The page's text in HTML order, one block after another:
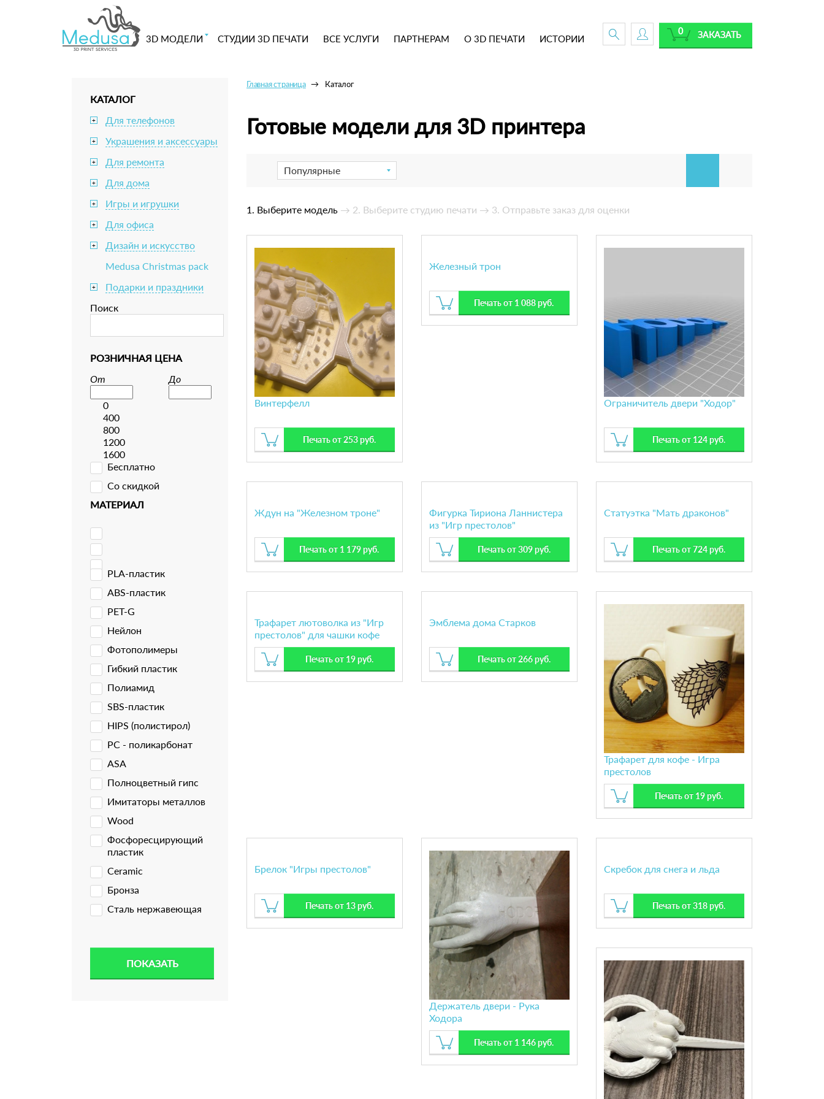
3D МОДЕЛИ СТУДИИ 3D ПЕЧАТИ ВСЕ УСЛУГИ ПАРТНЕРАМ О 3D ПЕЧАТИ ИСТОРИИ ЗАКАЗАТЬ
0
КАТАЛОГ
+ Для телефонов
+ Украшения и аксессуары
+ Для ремонта
+ Для дома
+ Игры и игрушки
+ Для офиса
+
Дизайн и искусство
Medusa Christmas pack
+
Подарки и праздники
Поиск
РОЗНИЧНАЯ ЦЕНА
От
До
0
400
800
1200
1600
Бесплатно
Со скидкой
МАТЕРИАЛ
PLA-пластик
ABS-пластик
PET-G
Нейлон
Фотополимеры
Гибкий пластик
Полиамид
SBS-пластик
HIPS (полистирол)
PC - поликарбонат
ASA
Полноцветный гипс
Имитаторы металлов
Wood
Фосфоресцирующий
пластик
Ceramic
Бронза
Сталь нержавеющая
Главная страница Каталог
Готовые модели для 3D принтера
Популярные
1. Выберите модель → 2. Выберите студию печати → 3. Отправьте заказ для оценки
Винтерфелл
Печать от 253 руб.
Железный трон
Печать от 1 088 руб.
Ограничитель двери "Ходор"
Печать от 124 руб.
Ждун на "Железном троне"
Печать от 1 179 руб.
Фигурка Тириона Ланнистера
из "Игр престолов"
Печать от 309 руб.
Статуэтка "Мать драконов"
Печать от 724 руб.
Трафарет лютоволка из "Игр
престолов" для чашки кофе
Печать от 19 руб.
Эмблема дома Старков
Печать от 266 руб.
Трафарет для кофе - Игра
престолов
Печать от 19 руб.
Брелок "Игры престолов"
Печать от 13 руб.
Держатель двери - Рука
Ходора
Печать от 1 146 руб.
Скребок для снега и льда
Печать от 318 руб.